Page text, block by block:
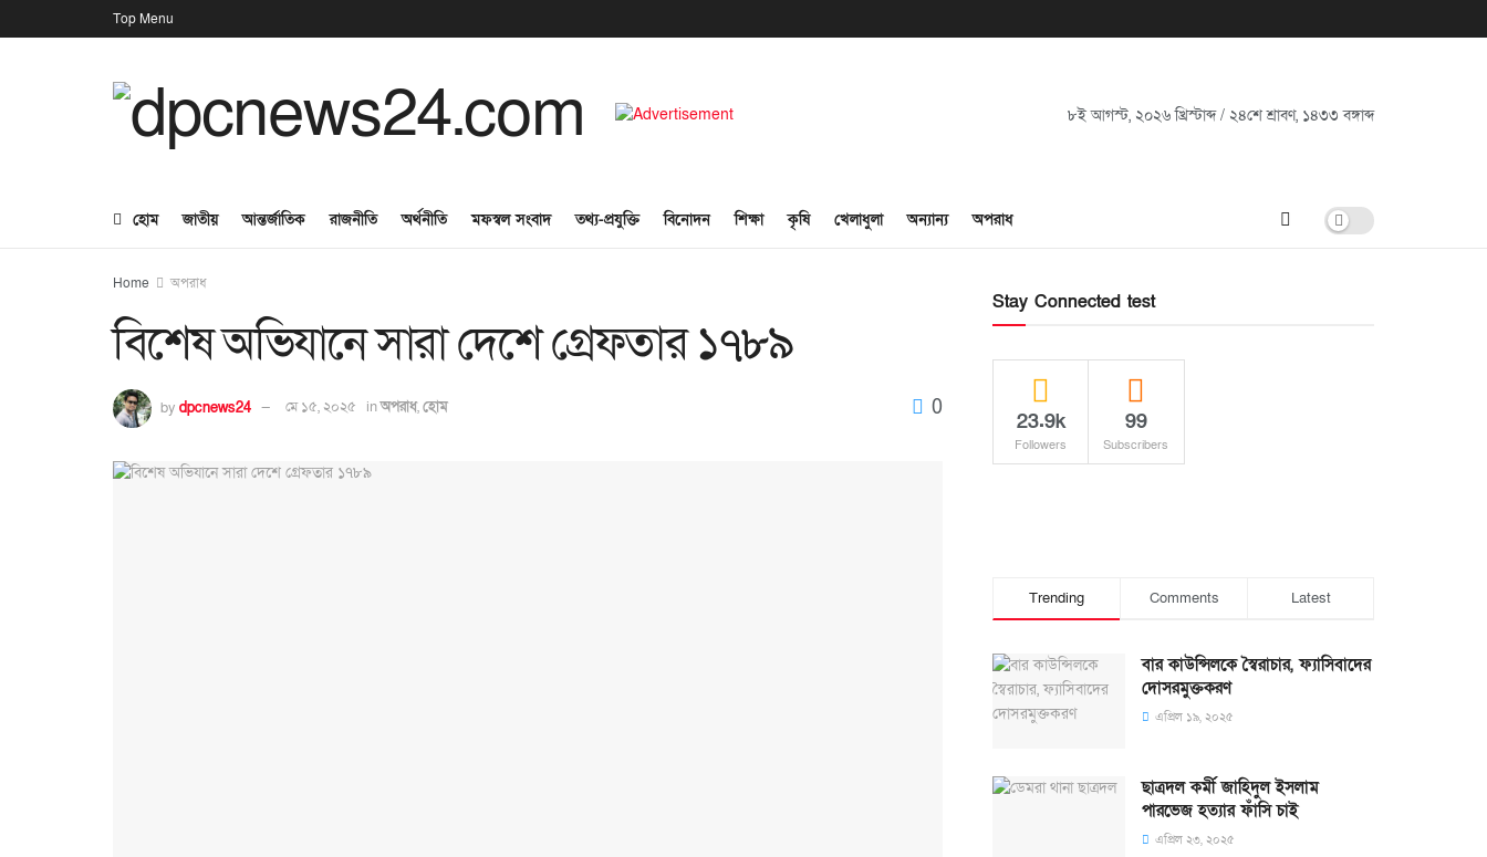
Top Menu
৮ই আগস্ট, ২০২৬ খ্রিস্টাব্দ / ২৪শে শ্রাবণ, ১৪৩৩ বঙ্গাব্দ
হোম জাতীয় আন্তর্জাতিক রাজনীতি অর্থনীতি মফস্বল সংবাদ তথ্য-প্রযুক্তি বিনোদন শিক্ষা কৃষি খেলাধুলা অন্যান্য অপরাধ
Home অপরাধ
বিশেষ অভিযানে সারা দেশে গ্রেফতার ১৭৮৯
by dpcnews24 মে ১৫, ২০২৫ inঅপরাধ,হোম 0
Stay Connected test
23.9k
Followers
99
Subscribers
Trending Comments Latest
বার কাউন্সিলকে স্বৈরাচার, ফ্যাসিবাদের
দোসরমুক্তকরণ
এপ্রিল ১৯, ২০২৫
ছাত্রদল কর্মী জাহিদুল ইসলাম
পারভেজ হত্যার ফাঁসি চাই
এপ্রিল ২৩, ২০২৫